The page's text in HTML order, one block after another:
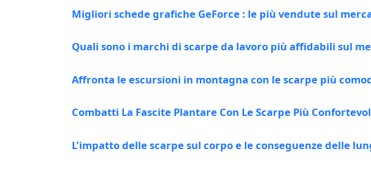
Migliori schede grafiche GeForce : le più vendute sul
Quali sono i marchi di scarpe da lavoro più affidabili sul
Affronta le escursioni in montagna con le scarpe più
Combatti La Fascite Plantare Con Le Scarpe Più
L’impatto delle scarpe sul corpo e le conseguenze delle